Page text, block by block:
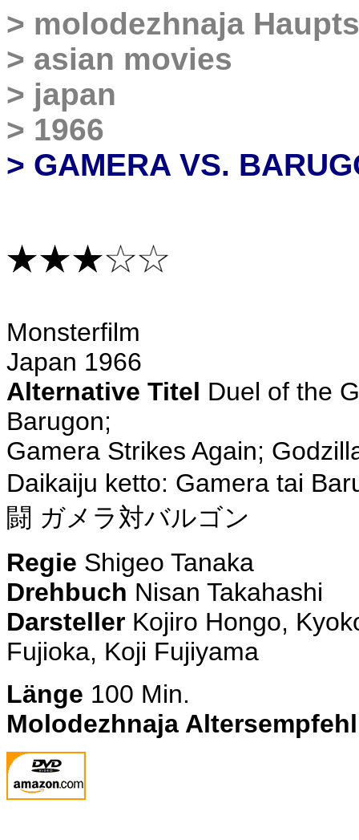
> molodezhnaja
> asian movies
> japan
> 1966
> GAMERA VS.
Monsterfilm
Japan 1966
Alternative Titel Duel of the
Barugon;
Gamera Strikes Again;
Daikaiju ketto: Gamera tai
闘 ガメラ対バルゴン
Regie Shigeo Tanaka
Drehbuch Nisan Takahashi
Darsteller Kojiro Hongo,
Fujioka, Koji Fujiyama
Länge 100 Min.
Molodezhnaja